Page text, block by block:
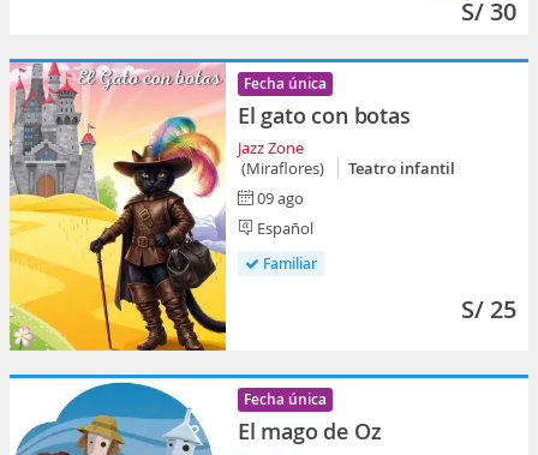
S/ 30
Fecha única
El gato con botas
Jazz Zone
(Miraflores)
Teatro infantil
09 ago
Español
Familiar
S/ 25
Fecha única
El mago de Oz